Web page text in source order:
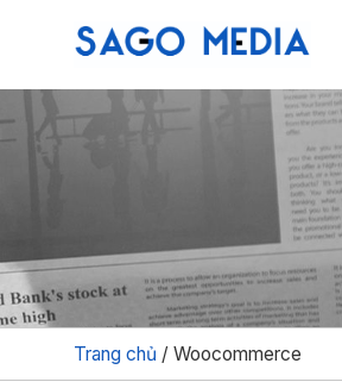
Trang chủ / Woocommerce